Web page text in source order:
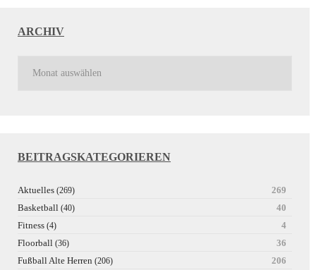
ARCHIV
BEITRAGSKATEGORIEREN
Aktuelles (269)
269
Basketball (40)
40
Fitness (4)
4
Floorball (36)
36
Fußball Alte Herren (206)
206